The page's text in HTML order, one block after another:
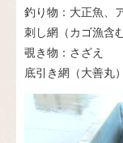
釣り物：大正魚、
刺し網（カゴ漁含
覗き物：さざえ
底引き網（大善丸